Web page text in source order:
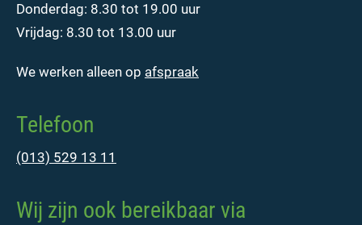
Donderdag: 8.30 tot 19.00 uur
Vrijdag: 8.30 tot 13.00 uur
We werken alleen op afspraak
Telefoon
(013) 529 13 11
Wij zijn ook bereikbaar via